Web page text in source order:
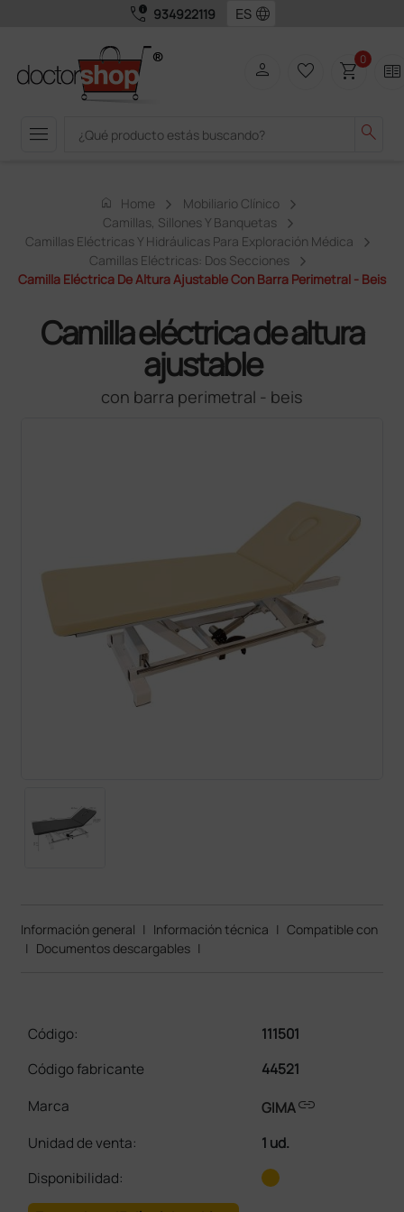
call_quality 934922119 language
menu search
person favorite_border shopping_cart0 two_pager
home Home
Mobiliario Clínico
Camillas, Sillones Y Banquetas
Camillas Eléctricas Y Hidráulicas Para Exploración Médica
Camillas Eléctricas: Dos Secciones
Camilla Eléctrica De Altura Ajustable Con Barra Perimetral - Beis
Camilla eléctrica de altura
ajustable
con barra perimetral - beis
Información general | Información técnica | Compatible con
| Documentos descargables |
Código:
111501
Código fabricante
44521
Marca
GIMAlink
Unidad de venta:
1 ud.
Disponibilidad: